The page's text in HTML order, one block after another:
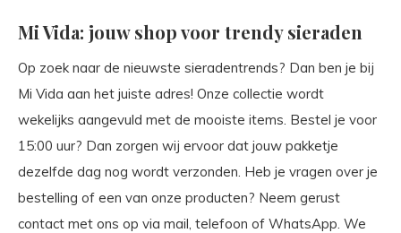
Mi Vida: jouw shop voor trendy sieraden
Op zoek naar de nieuwste sieradentrends? Dan ben je bij
Mi Vida aan het juiste adres! Onze collectie wordt
wekelijks aangevuld met de mooiste items. Bestel je voor
15:00 uur? Dan zorgen wij ervoor dat jouw pakketje
dezelfde dag nog wordt verzonden. Heb je vragen over je
bestelling of een van onze producten? Neem gerust
contact met ons op via mail, telefoon of WhatsApp. We